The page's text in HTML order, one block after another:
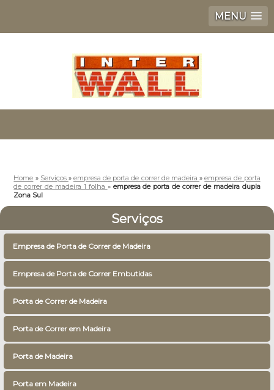
MENU
Home » Serviços »empresa de porta de correr de madeira»empresa de porta
de correr de madeira 1 folha » empresa de porta de correr de madeira dupla
Zona Sul
Serviços
Empresa de Porta de Correr de Madeira
Empresa de Porta de Correr Embutidas
Porta de Correr de Madeira
Porta de Correr em Madeira
Porta de Madeira
Porta em Madeira